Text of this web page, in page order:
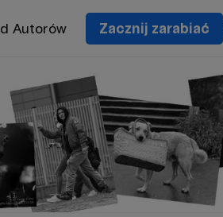
Autorów Zacznij zarabiać